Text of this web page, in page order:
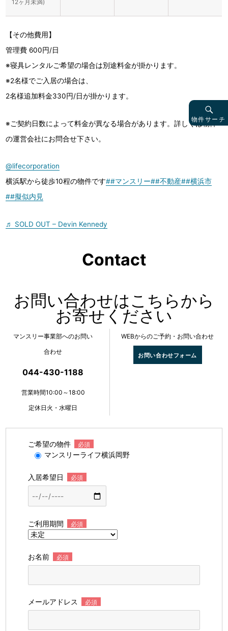
12ヶ月未満)
【その他費用】
管理費 600円/日
※寝具レンタルご希望の場合は別途料金が掛かります。
※2名様でご入居の場合は、
2名様追加料金330円/日が掛かります。
※ご契約日数によって料金が異なる場合があります。詳しくは物件
の運営会社にお問合せ下さい。
@lifecorporation
横浜駅から徒歩10程の物件です##マンスリー##不動産##横浜市
##擬似内見
♬ SOLD OUT – Devin Kennedy
Contact
お問い合わせはこちらから
お寄せください
マンスリー事業部へのお問い
合わせ
044-430-1188
営業時間10:00～18:00
定休日火・水曜日
WEBからのご予約・お問い合わせ
お問い合わせフォーム
ご希望の物件 必須
マンスリーライフ横浜岡野
入居希望日 必須
ご利用期間 必須
お名前 必須
メールアドレス 必須
物件サーチ